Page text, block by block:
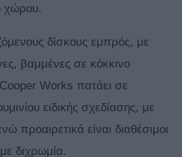
χώρου.
δίσκους εμπρός, με
βαμμένες σε κόκκινο
Works πατάει σε
ειδικής σχεδίασης, με
προαιρετικά είναι διαθέσιμοι
διχρωμία.